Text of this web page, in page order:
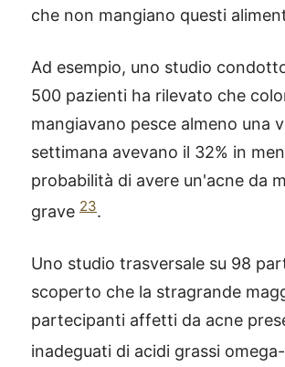
che non mangiano questi
Ad esempio, uno studio
500 pazienti ha rilevato che
mangiavano pesce almeno una
settimana avevano il 32% in
probabilità di avere un'acne da
grave 23.
Uno studio trasversale su 98
scoperto che la stragrande
partecipanti affetti da acne
inadeguati di acidi grassi